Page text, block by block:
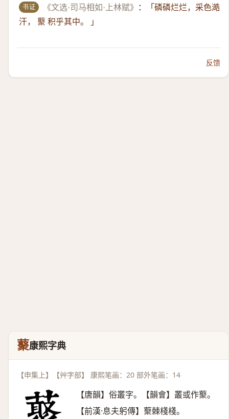
书证 《文选·司马相如·上林赋》 ：
「磷磷烂烂，采色澔
汗， 藂 积乎其中。 」
反馈
藂康熙字典
【申集上】【艸字部】 康熙笔画：20 部外笔画：14
【唐韻】俗叢字。【韻會】叢或作藂。
【前漢·息夫躬傳】藂棘棧棧。